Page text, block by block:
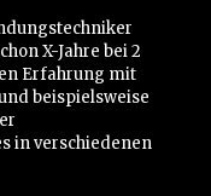
X-Jahre bei 2
Erfahrung mit
beispielsweise
in verschiedenen